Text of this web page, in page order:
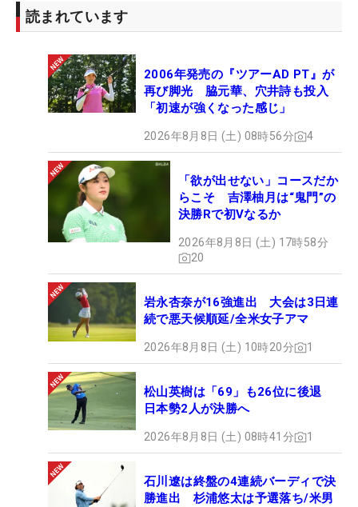
読まれています
2006年発売の『ツアーAD PT』が
再び脚光 脇元華、穴井詩も投入
「初速が強くなった感じ」
2026年8月8日 (土) 08時56分 4
「欲が出せない」コースだか
らこそ 吉澤柚月は“鬼門”の
決勝Rで初Vなるか
2026年8月8日 (土) 17時58分
20
岩永杏奈が16強進出 大会は3日連
続で悪天候順延/全米女子アマ
2026年8月8日 (土) 10時20分 1
松山英樹は「69」も26位に後退
日本勢2人が決勝へ
2026年8月8日 (土) 08時41分 1
石川遼は終盤の4連続バーディで決
勝進出 杉浦悠太は予選落ち/米男